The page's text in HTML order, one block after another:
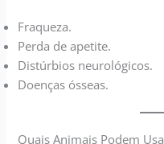
Fraqueza.
Perda de apetite.
Distúrbios neurológicos.
Doenças ósseas.
Quais Animais Podem